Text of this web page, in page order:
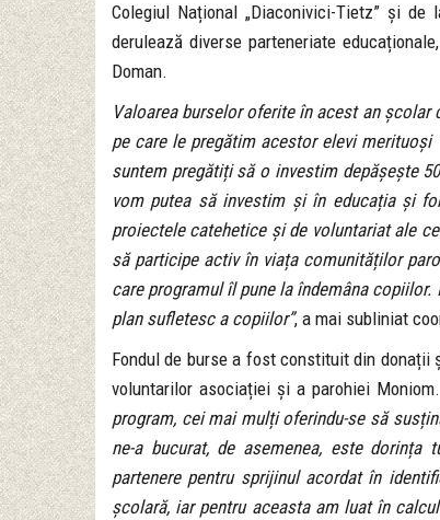
Colegiul Național „Diaconivici-Tietz” și
derulează diverse parteneriate
Doman.
Valoarea burselor oferite în acest an
pe care le pregătim acestor elevi
suntem pregătiți să o investim depășește
vom putea să investim și în educația și
proiectele catehetice și de voluntariat ale
să participe activ în viața comunităților
care programul îl pune la îndemâna
plan sufletesc a copiilor”, a mai subliniat
Fondul de burse a fost constituit din donații
voluntarilor asociației și a parohiei Moniom.
program, cei mai mulți oferindu-se să
ne-a bucurat, de asemenea, este
partenere pentru sprijinul acordat în
școlară, iar pentru aceasta am luat în